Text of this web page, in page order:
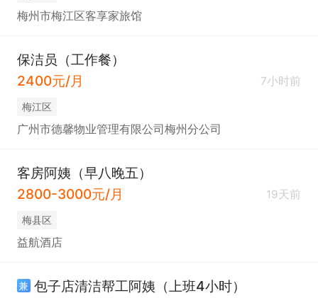
梅州市梅江区客享家旅馆
保洁员（工作餐）
2400元/月
7小时前
梅江区
广州市德馨物业管理有限公司梅州分公司
客房阿姨（早八晚五）
2800-3000元/月
19天前
梅县区
益航酒店
兼 包子店清洁帮工阿姨（上班4小时）